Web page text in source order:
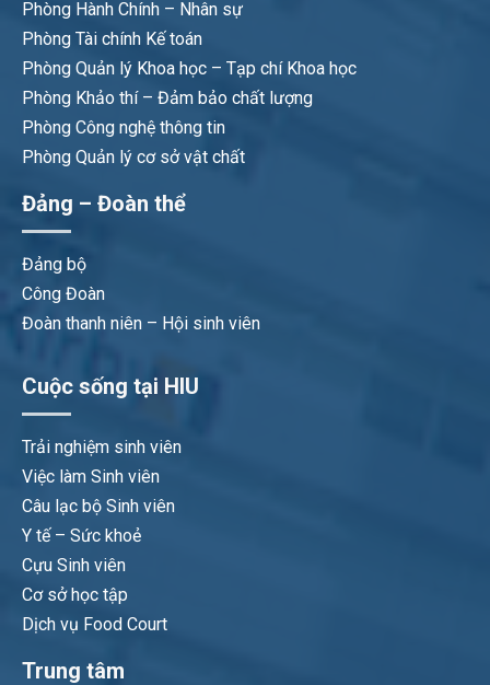
Phòng Hành Chính – Nhân sự
Phòng Tài chính Kế toán
Phòng Quản lý Khoa học – Tạp chí Khoa học
Phòng Khảo thí – Đảm bảo chất lượng
Phòng Công nghệ thông tin
Phòng Quản lý cơ sở vật chất
Đảng – Đoàn thể
Đảng bộ
Công Đoàn
Đoàn thanh niên – Hội sinh viên
Cuộc sống tại HIU
Trải nghiệm sinh viên
Việc làm Sinh viên
Câu lạc bộ Sinh viên
Y tế – Sức khoẻ
Cựu Sinh viên
Cơ sở học tập
Dịch vụ Food Court
Trung tâm